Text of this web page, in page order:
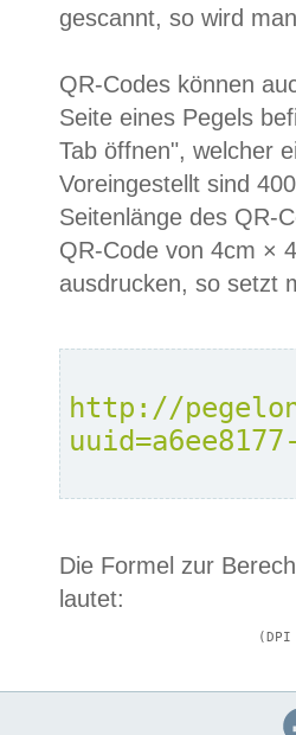
gescannt, so wird
QR-Codes können
Seite eines Pegels
Tab öffnen", welcher
Voreingestellt sind
Seitenlänge des QR-
QR-Code von 4cm ×
ausdrucken, so setzt
http://
Die Formel zur
lautet: